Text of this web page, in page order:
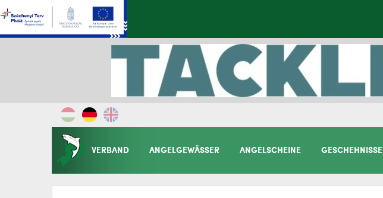
VERBAND ANGELGEWÄSSER ANGELSCHEINE GESCHEHNISSE